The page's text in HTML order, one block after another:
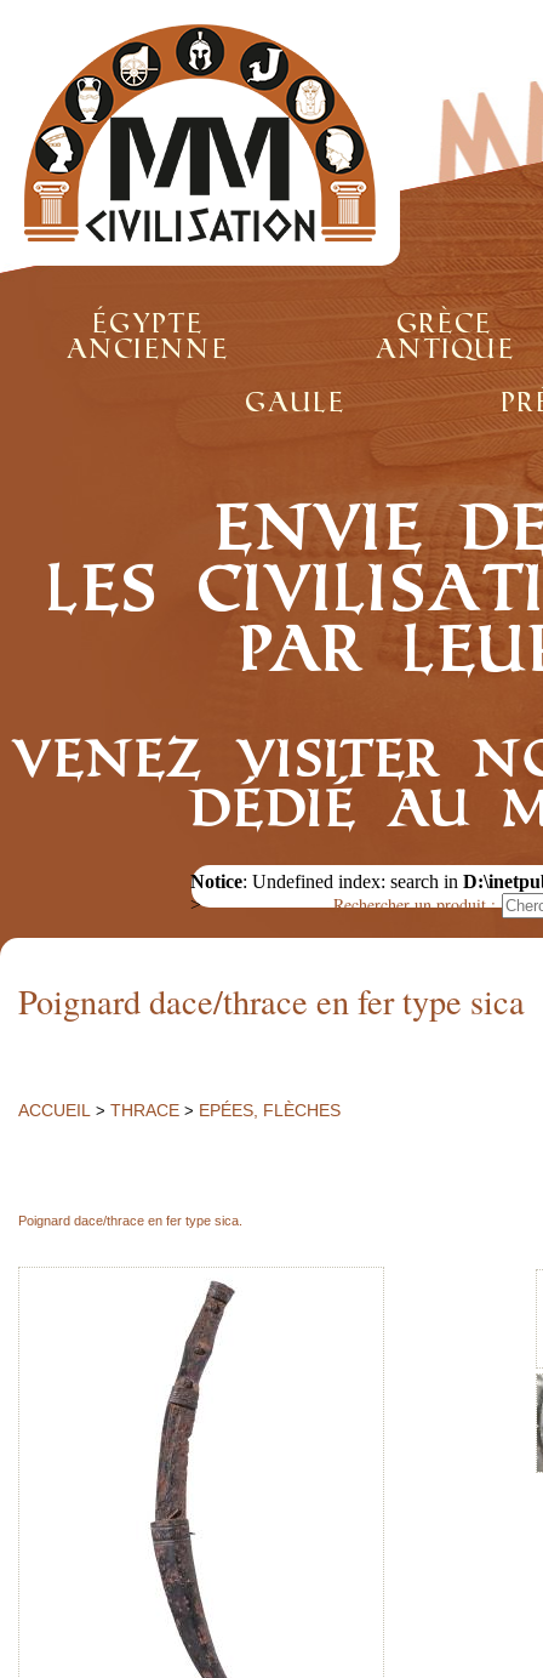
Égypte
ancienne
Grèce
antique
Gaule
Envie
les
par
Venez visiter
dédié au
Notice: Undefined index: search in
>
Rechercher un produit :
Poignard dace/thrace en fer type sica
ACCUEIL > THRACE > EPÉES, FLÈCHES
Poignard dace/thrace en fer type sica.